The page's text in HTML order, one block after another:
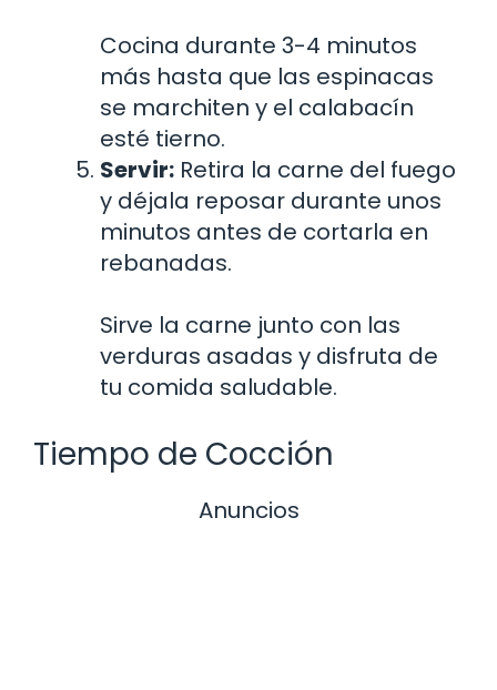
Cocina durante 3-4 minutos
más hasta que las espinacas
se marchiten y el calabacín
esté tierno.
Servir: Retira la carne del fuego
y déjala reposar durante unos
minutos antes de cortarla en
rebanadas.
Sirve la carne junto con las
verduras asadas y disfruta de
tu comida saludable.
Tiempo de Cocción
Anuncios